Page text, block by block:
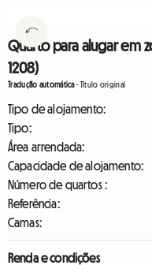
Quarto para alugar em
1208)
Tradução automática-Título original
Tipo de alojamento:
Tipo:
Área arrendada:
Capacidade de alojamento:
Número de quartos :
Referência:
Camas:
Renda e condições